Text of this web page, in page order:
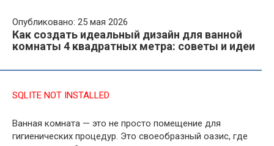
Опубликовано: 25 мая 2026
Как создать идеальный дизайн для ванной
комнаты 4 квадратных метра: советы и идеи
SQLITE NOT INSTALLED
Ванная комната — это не просто помещение для
гигиенических процедур. Это своеобразный оазис, где